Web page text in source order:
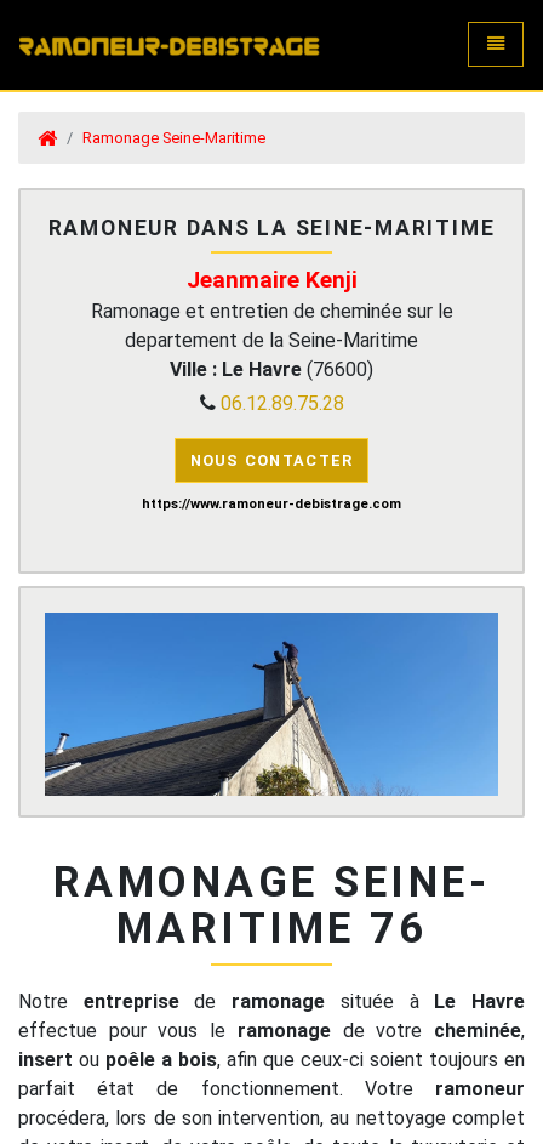
Ramonage Seine-Maritime
RAMONEUR DANS LA SEINE-MARITIME
Jeanmaire Kenji
Ramonage et entretien de cheminée sur le
departement de la Seine-Maritime
Ville : Le Havre (76600)
06.12.89.75.28
NOUS CONTACTER
https://www.ramoneur-debistrage.com
RAMONAGE SEINE-
MARITIME 76
Notre entreprisede ramonage située à Le Havre
effectue pour vous le ramonagede votre cheminée,
insert ou poêle a bois, afin que ceux-ci soient toujours en
parfait état de fonctionnement. Votre ramoneur
procédera, lors de son intervention, au nettoyage complet